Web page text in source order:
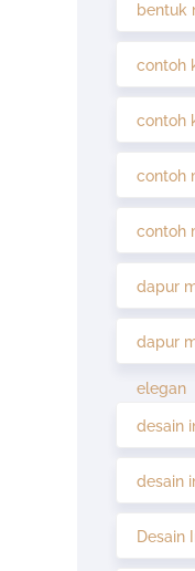
bentuk
contoh
contoh
contoh
contoh
dapur
dapur
elegan
desain
desain
Desain